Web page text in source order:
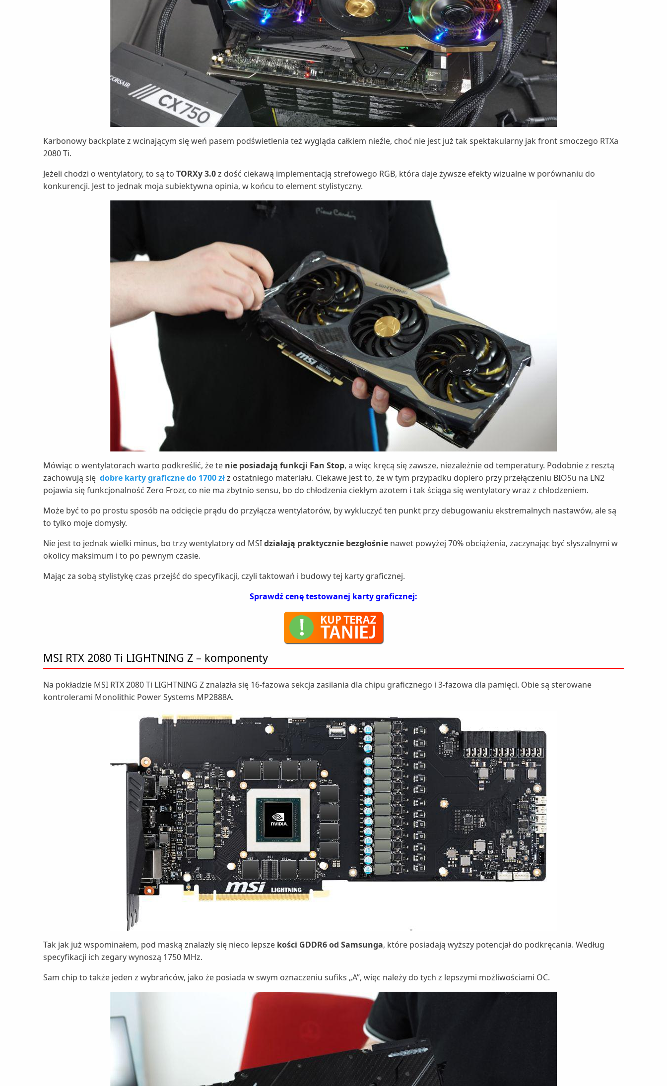
Karbonowy backplate z wcinającym się weń pasem podświetlenia też wygląda całkiem nieźle, choć nie jest już tak spektakularny jak front smoczego RTXa
2080 Ti.
Jeżeli chodzi o wentylatory, to są to TORXy 3.0z dość ciekawą implementacją strefowego RGB, która daje żywsze efekty wizualne w porównaniu do
konkurencji. Jest to jednak moja subiektywna opinia, w końcu to element stylistyczny.
Mówiąc o wentylatorach warto podkreślić, że te nie posiadają funkcji Fan Stop, a więc kręcą się zawsze, niezależnie od temperatury. Podobnie z resztą
zachowują się dobre karty graficzne do 1700 złz ostatniego materiału. Ciekawe jest to, że w tym przypadku dopiero przy przełączeniu BIOSu na LN2
pojawia się funkcjonalność Zero Frozr, co nie ma zbytnio sensu, bo do chłodzenia ciekłym azotem i tak ściąga się wentylatory wraz z chłodzeniem.
Może być to po prostu sposób na odcięcie prądu do przyłącza wentylatorów, by wykluczyć ten punkt przy debugowaniu ekstremalnych nastawów, ale są
to tylko moje domysły.
Nie jest to jednak wielki minus, bo trzy wentylatory od MSIdziałają praktycznie bezgłośnie nawet powyżej 70% obciążenia, zaczynając być słyszalnymi w
okolicy maksimum i to po pewnym czasie.
Mając za sobą stylistykę czas przejść do specyfikacji, czyli taktowań i budowy tej karty graficznej.
Sprawdź cenę testowanej karty graficznej:
MSI RTX 2080 Ti LIGHTNING Z – komponenty
Na pokładzie MSI RTX 2080 Ti LIGHTNING Z znalazła się 16-fazowa sekcja zasilania dla chipu graficznego i 3-fazowa dla pamięci. Obie są sterowane
kontrolerami Monolithic Power Systems MP2888A.
Tak jak już wspominałem, pod maską znalazły się nieco lepsze kości GDDR6 od Samsunga, które posiadają wyższy potencjał do podkręcania. Według
specyfikacji ich zegary wynoszą 1750 MHz.
Sam chip to także jeden z wybrańców, jako że posiada w swym oznaczeniu sufiks „A”, więc należy do tych z lepszymi możliwościami OC.